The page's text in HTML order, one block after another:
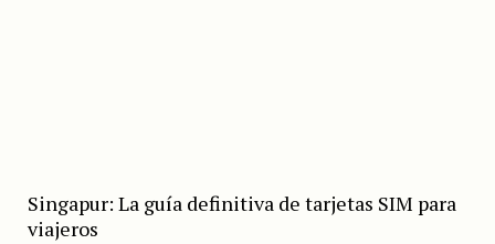
Singapur: La guía definitiva de tarjetas SIM para
viajeros